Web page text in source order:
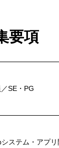
要項
SE・PG
ステム・アプ